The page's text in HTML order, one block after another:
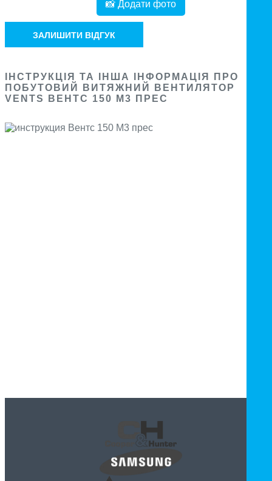
📸 Додати фото
ЗАЛИШИТИ ВІДГУК
ІНСТРУКЦІЯ ТА ІНША ІНФОРМАЦІЯ ПРО
ПОБУТОВИЙ ВИТЯЖНИЙ ВЕНТИЛЯТОР
VENTS ВЕНТС 150 М3 ПРЕС